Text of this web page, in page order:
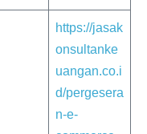
https://jasak
onsultanke
uangan.co.i
d/pergesera
n-e-